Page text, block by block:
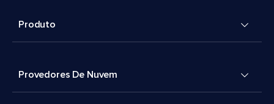
Produto
Provedores De Nuvem